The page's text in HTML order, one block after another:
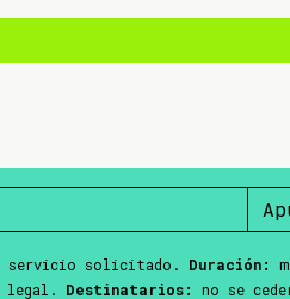
servicio solicitado. Duración:
legal. Destinatarios: no se